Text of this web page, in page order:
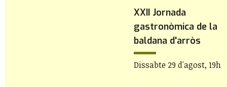
XXII Jornada
gastronòmica de la
baldana d'arròs
Dissabte 29 d'agost, 19h